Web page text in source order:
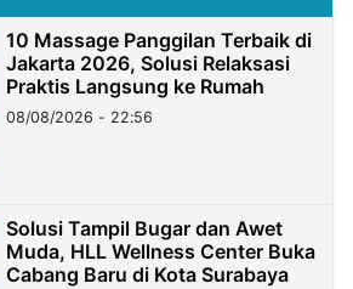
10 Massage Panggilan Terbaik di
Jakarta 2026, Solusi Relaksasi
Praktis Langsung ke Rumah
08/08/2026 - 22:56
Solusi Tampil Bugar dan Awet
Muda, HLL Wellness Center Buka
Cabang Baru di Kota Surabaya